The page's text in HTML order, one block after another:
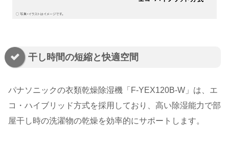
干し時間の短縮と快適空間
パナソニックの衣類乾燥除湿機「F-YEX120B-W」は、エ
コ・ハイブリッド方式を採用しており、高い除湿能力で部
屋干し時の洗濯物の乾燥を効率的にサポートします。